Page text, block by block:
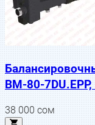
BM-80-
38 000сом